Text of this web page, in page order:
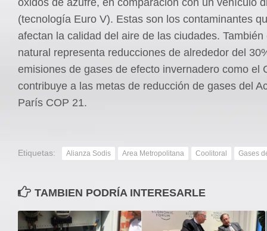
(tecnología Euro V). Estas son los contaminantes
afectan la calidad del aire de las ciudades. También
natural representa reducciones de alrededor del
emisiones de gases de efecto invernadero como el
contribuye a las metas de reducción de gases del
París COP 21.
Etiquetas: Alianza Sodis Area Metropolitana Coolitoral Gases
TAMBIEN PODRÍA INTERESARLE